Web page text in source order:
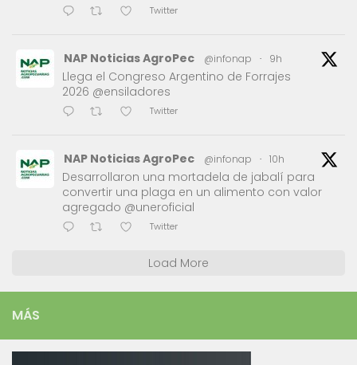
Twitter
NAP Noticias AgroPec @infonap · 9h
Llega el Congreso Argentino de Forrajes
2026 @ensiladores
Twitter
NAP Noticias AgroPec @infonap · 10h
Desarrollaron una mortadela de jabalí para
convertir una plaga en un alimento con valor
agregado @uneroficial
Twitter
Load More
MÁS